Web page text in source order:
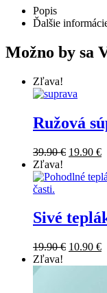
Popis
Ďalšie
Možno by sa
Zľava!
Ružová
39.90€ 19.90 €
Zľava!
Sivé
19.90€ 10.90 €
Zľava!